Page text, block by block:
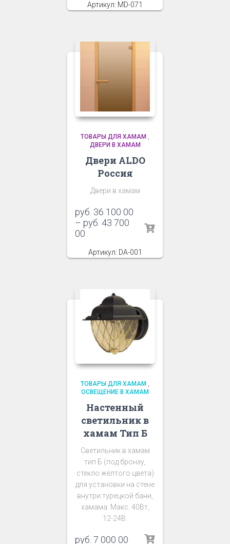
Артикул: MD-071
ТОВАРЫ ДЛЯ ХАМАМ
ДВЕРИ В ХАМАМ
Двери ALDO
Россия
Двери в хамам
руб. 36 100 00
– руб. 43 700
00
Артикул: DA-001
ТОВАРЫ ДЛЯ ХАМАМ
ОСВЕЩЕНИЕ В ХАМАМ
Настенный
светильник в
хамам Тип Б
Светильник в хамам
тип Б (под бронзу,
стекло жёлтого цвета)
для установки на стене
внутри турецкой бани,
хамама. Макс. 40Вт,
12-24В.
руб. 7 000 00